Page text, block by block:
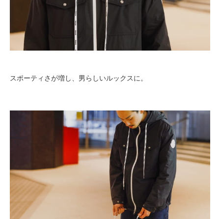
スポーティさが増し、男らしいルックスに。